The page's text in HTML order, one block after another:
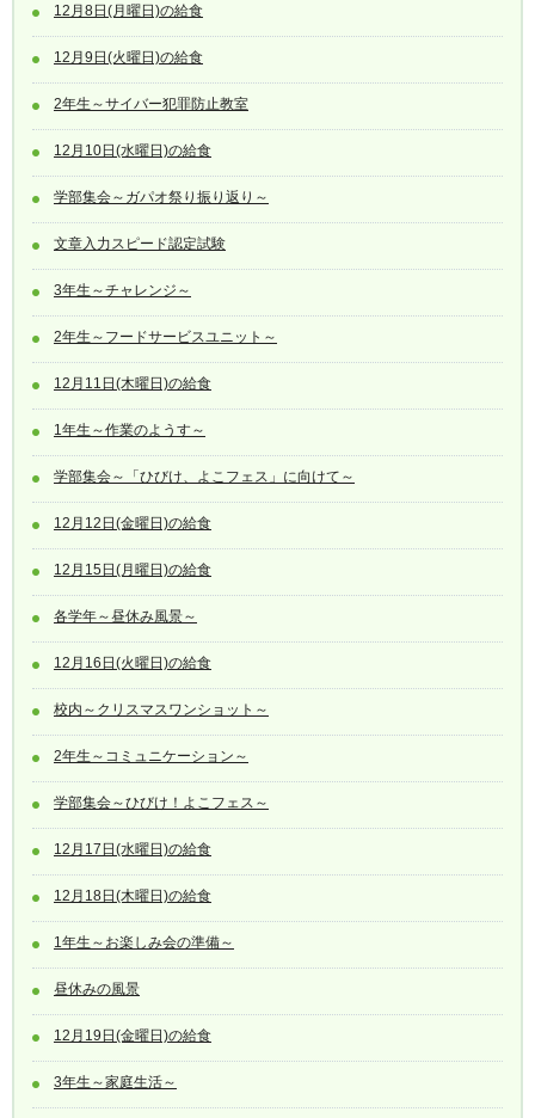
12月8日(月曜日)の給食
12月9日(火曜日)の給食
2年生～サイバー犯罪防止教室
12月10日(水曜日)の給食
学部集会～ガパオ祭り振り返り～
文章入力スピード認定試験
3年生～チャレンジ～
2年生～フードサービスユニット～
12月11日(木曜日)の給食
1年生～作業のようす～
学部集会～「ひびけ、よこフェス」に向けて～
12月12日(金曜日)の給食
12月15日(月曜日)の給食
各学年～昼休み風景～
12月16日(火曜日)の給食
校内～クリスマスワンショット～
2年生～コミュニケーション～
学部集会～ひびけ！よこフェス～
12月17日(水曜日)の給食
12月18日(木曜日)の給食
1年生～お楽しみ会の準備～
昼休みの風景
12月19日(金曜日)の給食
3年生～家庭生活～